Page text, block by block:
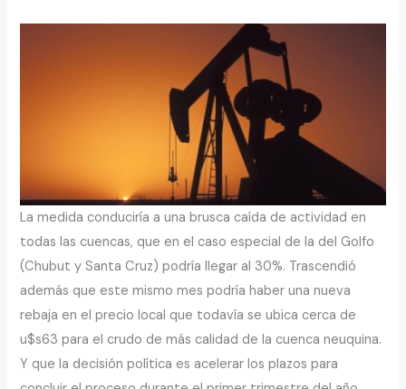
La medida conduciría a una brusca caída de actividad en
todas las cuencas, que en el caso especial de la del Golfo
(Chubut y Santa Cruz) podría llegar al 30%. Trascendió
además que este mismo mes podría haber una nueva
rebaja en el precio local que todavía se ubica cerca de
u$s63 para el crudo de más calidad de la cuenca neuquina.
Y que la decisión política es acelerar los plazos para